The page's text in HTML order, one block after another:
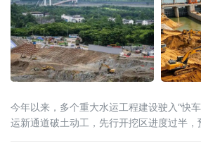
今年以来，多个重大水运工程建设驶入“快
运新通道破土动工，先行开挖区进度过半，